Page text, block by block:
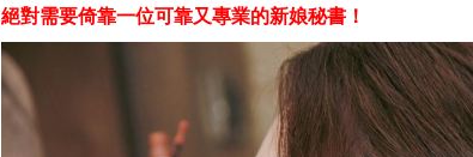
絕對需要倚靠一位可靠又專業的新娘秘書！